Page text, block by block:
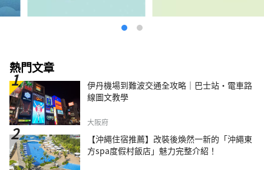
春、夏、秋、冬四季景色各有不同，每次來都有
熱門文章
伊丹機場到難波交通全攻略｜巴士站・電車路
線圖文教學
大阪府
【沖繩住宿推薦】改裝後煥然一新的「沖繩東
方spa度假村飯店」魅力完整介紹！